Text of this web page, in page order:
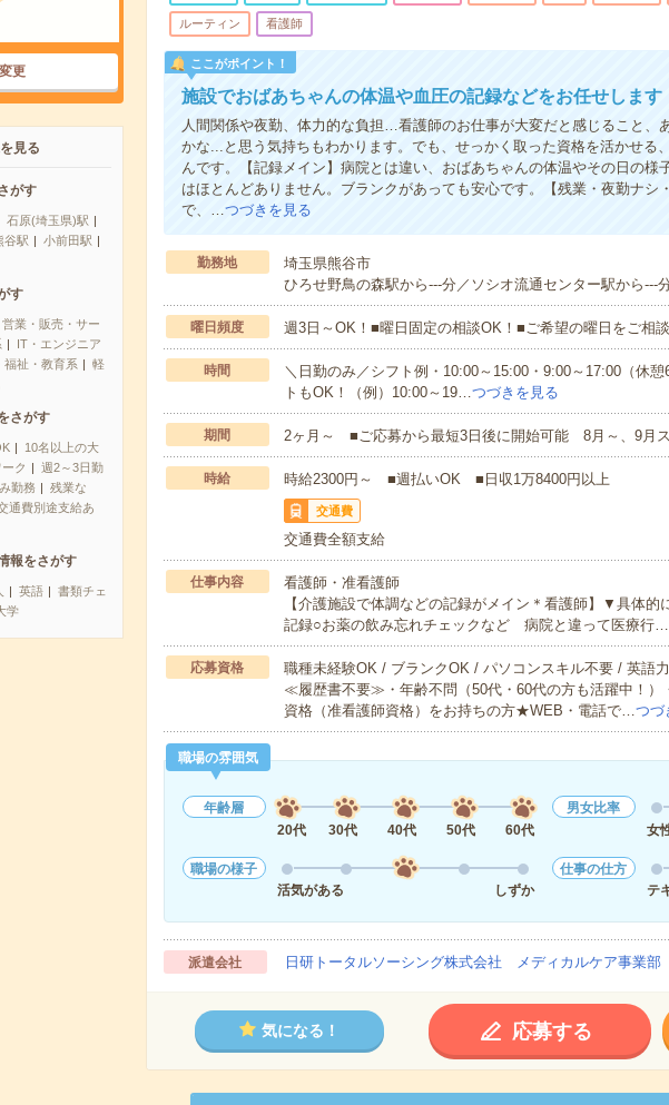
更
見る
がす
石原(埼玉県)駅
谷駅
小前田駅
す
営業・販売・サー
IT・エンジニア
福祉・教育系
軽
さがす
10名以上の大
ク
週2～3日勤
勤務
残業な
通費別途支給あ
報をさがす
英語
書類チェ
学
ルーティン 看護師
ここがポイント！
施設でおばあちゃんの体温や血圧の記録などをお任せします
人間関係や夜勤、体力的な負担…看護師のお仕事が大変だと感じること、
かな...と思う気持ちもわかります。でも、せっかく取った資格を活かせる
んです。【記録メイン】病院とは違い、おばあちゃんの体温やその日の様
はほとんどありません。ブランクがあっても安心です。【残業・夜勤ナシ
で、…つづきを見る
勤務地
埼玉県熊谷市
ひろせ野鳥の森駅から---分／ソシオ流通センター駅から---
曜日頻度 週3日～OK！■曜日固定の相談OK！■ご希望の曜日をご相
時間
＼日勤のみ／シフト例・10:00～15:00・9:00～17:00（休
トもOK！（例）10:00～19…つづきを見る
期間 2ヶ月～ ■ご応募から最短3日後に開始可能 8月～、9月ス
時給 時給2300円～ ■週払いOK ■日収1万8400円以上
交通費
交通費全額支給
仕事内容
看護師・准看護師
【介護施設で体調などの記録がメイン＊看護師】▼具体
記録○お薬の飲み忘れチェックなど 病院と違って医療行…
応募資格
職種未経験OK / ブランクOK / パソコンスキル不要 / 英語
≪履歴書不要≫・年齢不問（50代・60代の方も活躍中！）
資格（准看護師資格）をお持ちの方★WEB・電話で…つづ
職場の雰囲気
年齢層
20代
30代 40代 50代 60代
男女比率
女
職場の様子
活気がある
しずか
仕事の仕方
テ
派遣会社 日研トータルソーシング株式会社 メディカルケア事業
気になる！ 応募する